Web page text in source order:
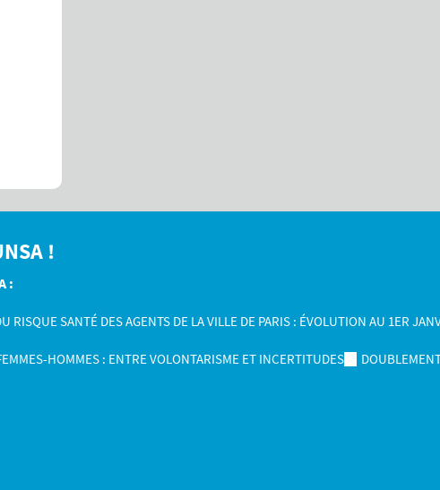
!
:
RISQUE SANTÉ DES AGENTS DE LA VILLE DE PARIS : ÉVOLUTION AU 1ER
HOMMES : ENTRE VOLONTARISME ET INCERTITUDES